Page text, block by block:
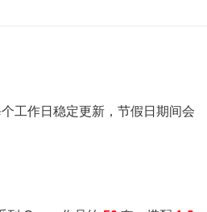
个工作日稳定更新，节假日期间会